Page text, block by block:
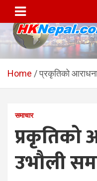
content
सञ्चालित
hknepal, hknepal.com, hk
Home प्रकृतिको
समाचार
प्रकृतिको
उभौली